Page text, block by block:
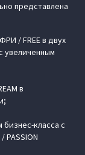
представлена
/ FREE в двух
увеличенным
в
класса с
PASSION